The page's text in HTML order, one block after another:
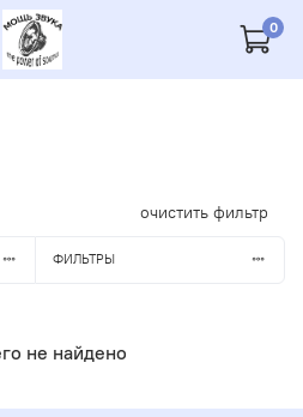
0
очистить фильтр
ФИЛЬТРЫ
не найдено